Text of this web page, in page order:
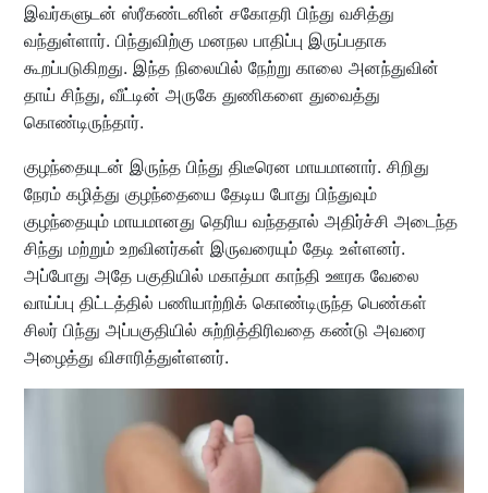
இவர்களுடன் ஸ்ரீகண்டனின் சகோதரி பிந்து வசித்து
வந்துள்ளார். பிந்துவிற்கு மனநல பாதிப்பு இருப்பதாக
கூறப்படுகிறது. இந்த நிலையில் நேற்று காலை அனந்துவின்
தாய் சிந்து, வீட்டின் அருகே துணிகளை துவைத்து
கொண்டிருந்தார்.
குழந்தையுடன் இருந்த பிந்து திடீரென மாயமானார். சிறிது
நேரம் கழித்து குழந்தையை தேடிய போது பிந்துவும்
குழந்தையும் மாயமானது தெரிய வந்ததால் அதிர்ச்சி அடைந்த
சிந்து மற்றும் உறவினர்கள் இருவரையும் தேடி உள்ளனர்.
அப்போது அதே பகுதியில் மகாத்மா காந்தி ஊரக வேலை
வாய்ப்பு திட்டத்தில் பணியாற்றிக் கொண்டிருந்த பெண்கள்
சிலர் பிந்து அப்பகுதியில் சுற்றித்திரிவதை கண்டு அவரை
அழைத்து விசாரித்துள்ளனர்.